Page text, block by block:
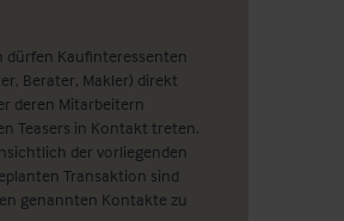
dürfen Kaufinteressenten
Berater, Makler) direkt
deren Mitarbeitern
Teasers in Kontakt treten.
der vorliegenden
Transaktion sind
genannten Kontakte zu